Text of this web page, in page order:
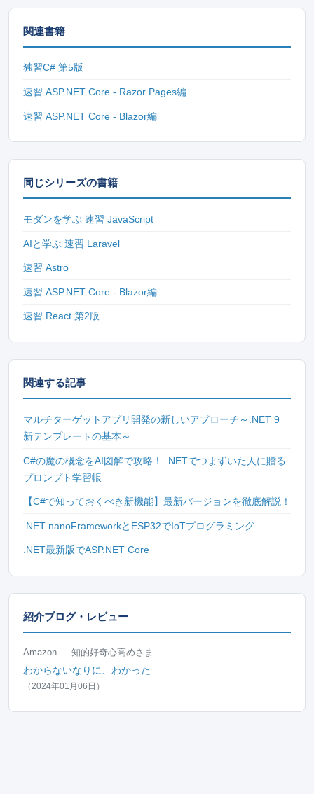
関連書籍
独習C# 第5版
速習 ASP.NET Core - Razor Pages編
速習 ASP.NET Core - Blazor編
同じシリーズの書籍
モダンを学ぶ 速習 JavaScript
AIと学ぶ 速習 Laravel
速習 Astro
速習 ASP.NET Core - Blazor編
速習 React 第2版
関連する記事
マルチターゲットアプリ開発の新しいアプローチ～.NET 9
新テンプレートの基本～
C#の魔の概念をAI図解で攻略！ .NETでつまずいた人に贈る
プロンプト学習帳
【C#で知っておくべき新機能】最新バージョンを徹底解説！
.NET nanoFrameworkとESP32でIoTプログラミング
.NET最新版でASP.NET Core
紹介ブログ・レビュー
Amazon — 知的好奇心高めさま
わからないなりに、わかった
（2024年01月06日）